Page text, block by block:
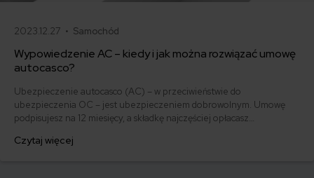
2023.12.27 • Samochód
Wypowiedzenie AC – kiedy i jak można rozwiązać umowę
autocasco?
Ubezpieczenie autocasco (AC) – w przeciwieństwie do
ubezpieczenia OC – jest ubezpieczeniem dobrowolnym. Umowę
podpisujesz na 12 miesięcy, a składkę najczęściej opłacasz
ofertę lub zdecydowałeś się sprzedać samochód w trakcie trwania
Czytaj więcej